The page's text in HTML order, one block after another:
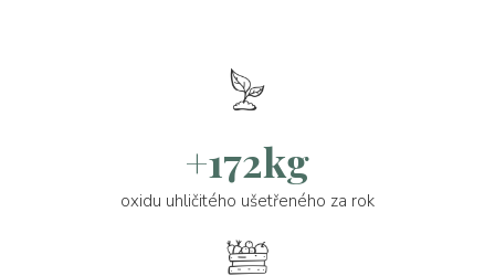
+172kg
oxidu uhličitého ušetřeného za rok